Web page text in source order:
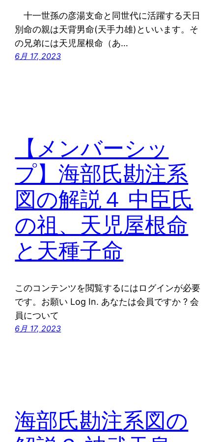
十一世孫の彦湯支命と同世代に活躍する天日
別命の親は天背男命(天手力雄)といいます。そ
の兄弟には天児屋根命（あ…
6月 17, 2023
【メンバーシッ
プ】海部氏勘注系
図の解説４ 中臣氏
の祖、天児屋根命
と天種子命
このコンテンツを閲覧するにはログインが必要
です。お願い Log In. あなたは会員ですか ? 会
員について
6月 17, 2023
海部氏勘注系図の